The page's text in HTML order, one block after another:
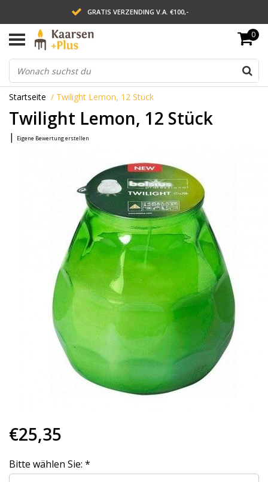
GRATIS VERZENDING V.A. €100,-
LEVERING BINNEN 2 WERKDAGEN
ACHTERAF BETALEN VIA AFTERPAY
0
Startseite / Twilight Lemon, 12 Stück
Twilight Lemon, 12 Stück
| Eigene Bewertung erstellen
€25,35
Bitte wählen Sie: *